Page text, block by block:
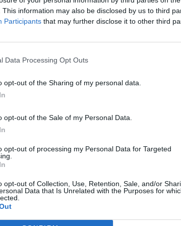
This information may also be disclosed by us to third
Participants that may further disclose it to other third
Data Processing Opt Outs
opt-out of the Sharing of my personal data.
opt-out of the Sale of my Personal Data.
opt-out of processing my Personal Data for Targeted
opt-out of Collection, Use, Retention, Sale, and/or
Data that Is Unrelated with the Purposes for
TEREN
przyjechało kilka radiowozów, a
teren został